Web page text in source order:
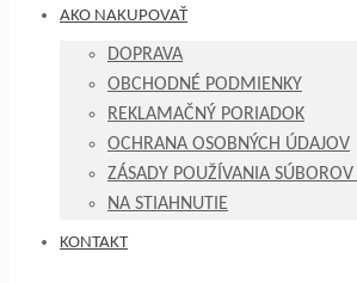
AKO NAKUPOVAŤ
DOPRAVA
OBCHODNÉ PODMIENKY
REKLAMAČNÝ PORIADOK
OCHRANA OSOBNÝCH ÚDAJOV
ZÁSADY POUŽÍVANIA
NA STIAHNUTIE
KONTAKT